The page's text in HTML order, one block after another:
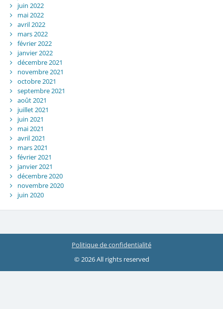
juin 2022
mai 2022
avril 2022
mars 2022
février 2022
janvier 2022
décembre 2021
novembre 2021
octobre 2021
septembre 2021
août 2021
juillet 2021
juin 2021
mai 2021
avril 2021
mars 2021
février 2021
janvier 2021
décembre 2020
novembre 2020
juin 2020
Politique de confidentialité
© 2026 All rights reserved